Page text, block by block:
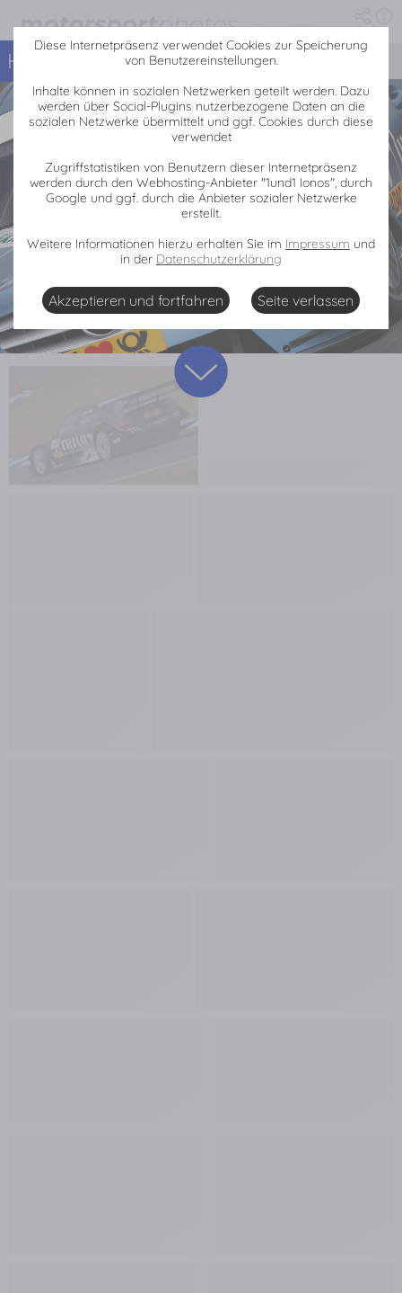
Diese Internetpräsenz verwendet Cookies zur Speicherung
von Benutzereinstellungen.
Inhalte können in sozialen Netzwerken geteilt werden. Dazu
werden über Social-Plugins nutzerbezogene Daten an die
sozialen Netzwerke übermittelt und ggf. Cookies durch diese
verwendet
Zugriffstatistiken von Benutzern dieser Internetpräsenz
werden durch den Webhosting-Anbieter "1und1 Ionos", durch
Google und ggf. durch die Anbieter sozialer Netzwerke
erstellt.
Weitere Informationen hierzu erhalten Sie im Impressum und
in der Datenschutzerklärung
Akzeptieren und fortfahren Seite verlassen
Home DTM in Oschersleben
Die Fotoserie enhält 26 Fotos von der Veranstaltung DTM in Oschersleben, 2009